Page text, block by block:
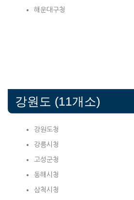
해운대구청
강원도 (11개소)
강원도청
강릉시청
고성군청
동해시청
삼척시청